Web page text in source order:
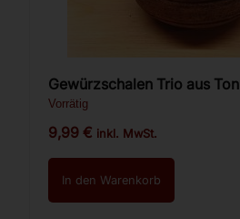
Gewürzschalen Trio aus Ton handgefertigt
1St.
Vorrätig
9,99€ inkl. MwSt.
In den Warenkorb